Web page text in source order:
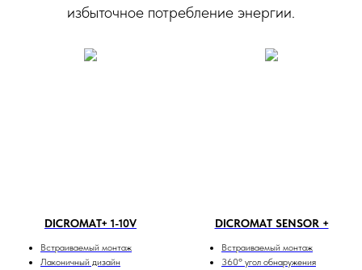
избыточное потребление энергии.
DICROMAT+ 1-10V
Встраиваемый монтаж
Лаконичный дизайн
DICROMAT SENSOR +
Встраиваемый монтаж
360º угол обнаружения